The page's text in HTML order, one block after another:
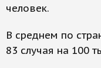
человек.
В среднем по
83 случая на 100